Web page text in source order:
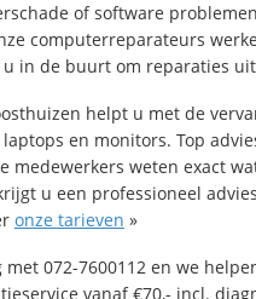
of software
computerreparateurs
in de buurt om reparaties
helpt u met de
en monitors. Top
medewerkers weten exact
u een professioneel
onze tarieven »
met 072-7600112 en we
vanaf €70,- incl.